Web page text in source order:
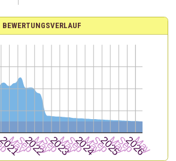
BEWERTUNGSVERLAUF